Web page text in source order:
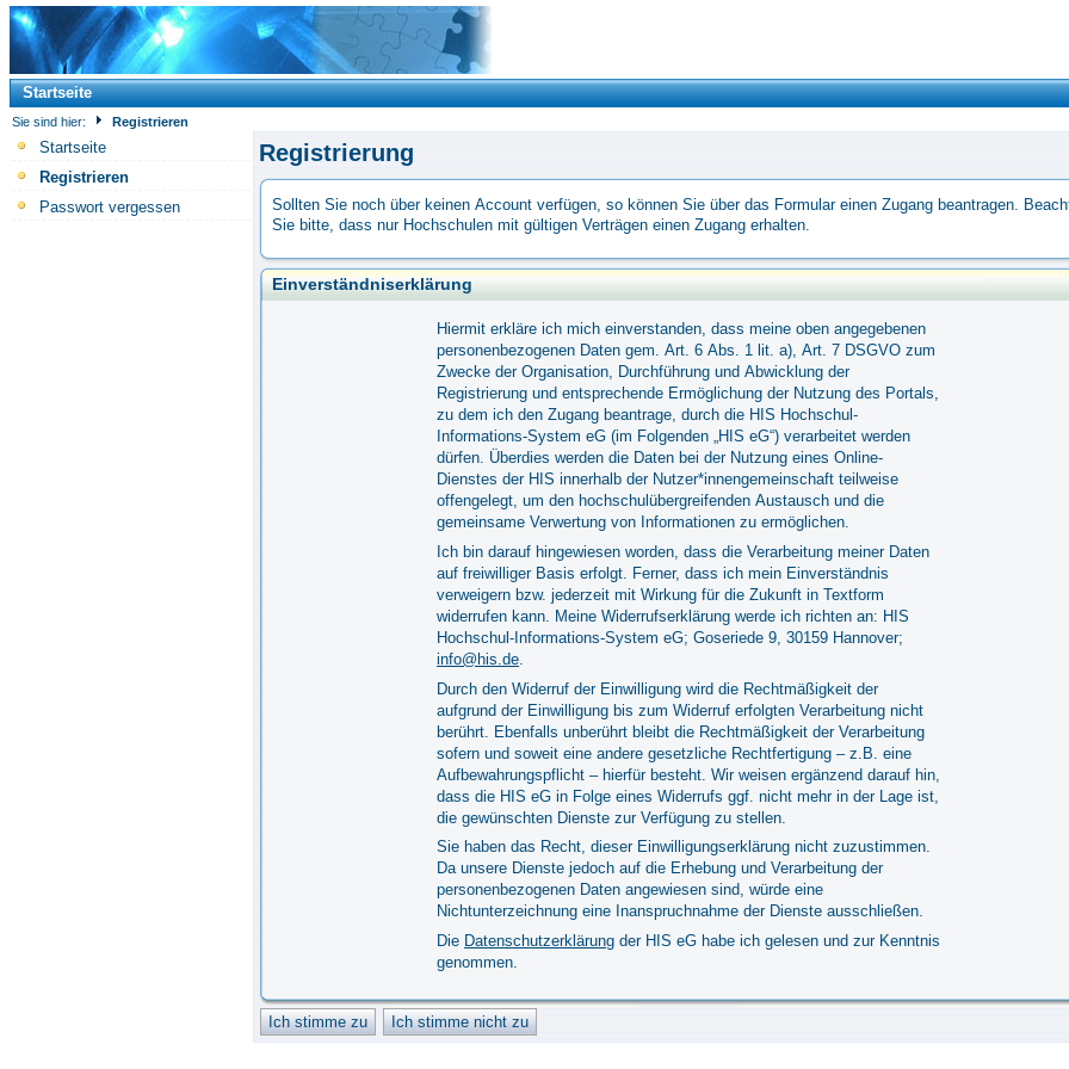
Startseite
Sie sind hier: Registrieren
Startseite
Registrieren
Passwort vergessen
Registrierung
Sollten Sie noch über keinen Account verfügen, so können Sie über das Formular einen Zugang beantragen.
Sie bitte, dass nur Hochschulen mit gültigen Verträgen einen Zugang erhalten.
Einverständniserklärung
Hiermit erkläre ich mich einverstanden, dass meine oben angegebenen
personenbezogenen Daten gem. Art. 6 Abs. 1 lit. a), Art. 7 DSGVO zum
Zwecke der Organisation, Durchführung und Abwicklung der
Registrierung und entsprechende Ermöglichung der Nutzung des Portals,
zu dem ich den Zugang beantrage, durch die HIS Hochschul-
Informations-System eG (im Folgenden „HIS eG“) verarbeitet werden
dürfen. Überdies werden die Daten bei der Nutzung eines Online-
Dienstes der HIS innerhalb der Nutzer*innengemeinschaft teilweise
offengelegt, um den hochschulübergreifenden Austausch und die
gemeinsame Verwertung von Informationen zu ermöglichen.
Ich bin darauf hingewiesen worden, dass die Verarbeitung meiner Daten
auf freiwilliger Basis erfolgt. Ferner, dass ich mein Einverständnis
verweigern bzw. jederzeit mit Wirkung für die Zukunft in Textform
widerrufen kann. Meine Widerrufserklärung werde ich richten an: HIS
Hochschul-Informations-System eG; Goseriede 9, 30159 Hannover;
info@his.de.
Durch den Widerruf der Einwilligung wird die Rechtmäßigkeit der
aufgrund der Einwilligung bis zum Widerruf erfolgten Verarbeitung nicht
berührt. Ebenfalls unberührt bleibt die Rechtmäßigkeit der Verarbeitung
sofern und soweit eine andere gesetzliche Rechtfertigung – z.B. eine
Aufbewahrungspflicht – hierfür besteht. Wir weisen ergänzend darauf hin,
dass die HIS eG in Folge eines Widerrufs ggf. nicht mehr in der Lage ist,
die gewünschten Dienste zur Verfügung zu stellen.
Sie haben das Recht, dieser Einwilligungserklärung nicht zuzustimmen.
Da unsere Dienste jedoch auf die Erhebung und Verarbeitung der
personenbezogenen Daten angewiesen sind, würde eine
Nichtunterzeichnung eine Inanspruchnahme der Dienste ausschließen.
Die Datenschutzerklärung der HIS eG habe ich gelesen und zur Kenntnis
genommen.